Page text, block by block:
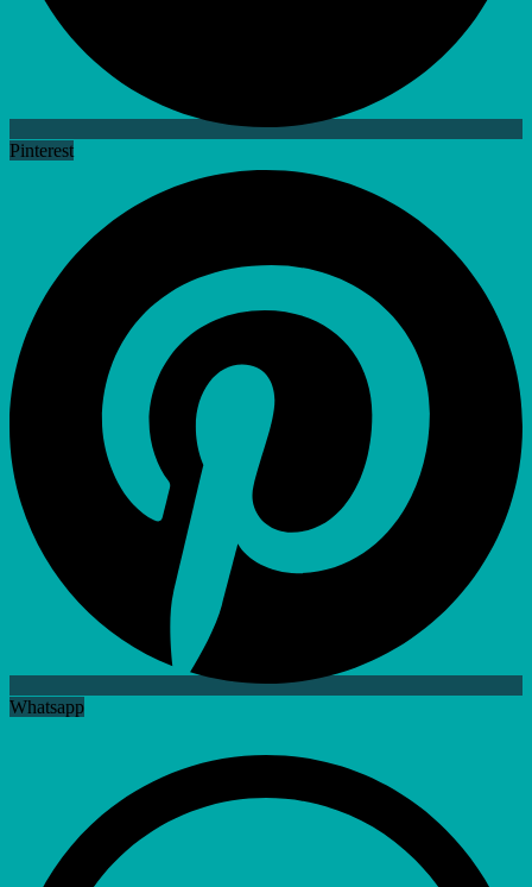
Pinterest
Whatsapp